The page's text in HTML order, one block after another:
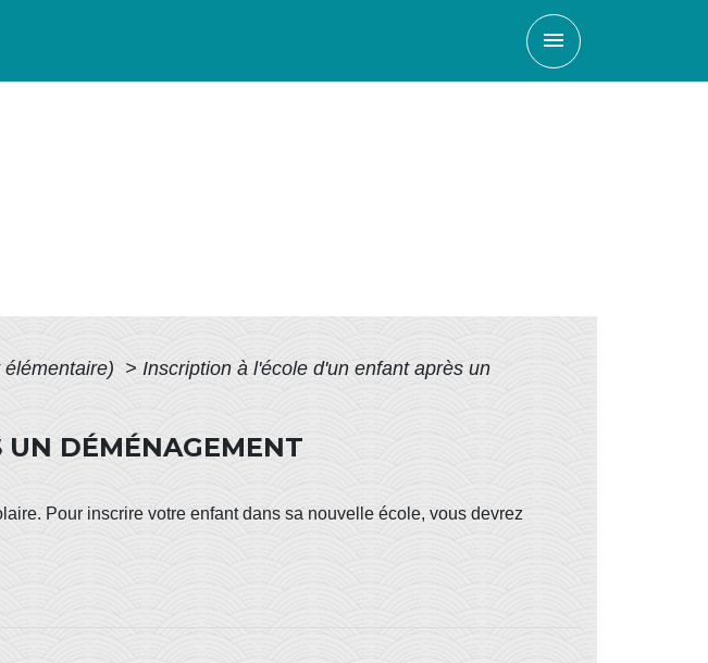
menu
> Inscription à l'école d'un enfant après un
UN DÉMÉNAGEMENT
Pour inscrire votre enfant dans sa nouvelle école, vous devrez